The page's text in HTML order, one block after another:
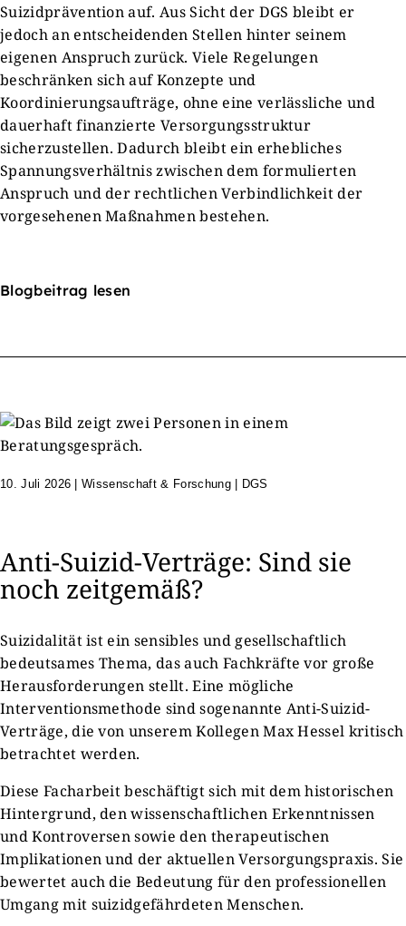
Suizidprävention auf. Aus Sicht der DGS bleibt er
jedoch an entscheidenden Stellen hinter seinem
eigenen Anspruch zurück. Viele Regelungen
beschränken sich auf Konzepte und
Koordinierungsaufträge, ohne eine verlässliche und
dauerhaft finanzierte Versorgungsstruktur
sicherzustellen. Dadurch bleibt ein erhebliches
Spannungsverhältnis zwischen dem formulierten
Anspruch und der rechtlichen Verbindlichkeit der
vorgesehenen Maßnahmen bestehen.
Blogbeitrag lesen
10. Juli 2026 |Wissenschaft & Forschung | DGS
Anti-Suizid-Verträge: Sind sie
noch zeitgemäß?
Suizidalität ist ein sensibles und gesellschaftlich
bedeutsames Thema, das auch Fachkräfte vor große
Herausforderungen stellt. Eine mögliche
Interventionsmethode sind sogenannte Anti-Suizid-
Verträge, die von unserem Kollegen Max Hessel kritisch
betrachtet werden.
Diese Facharbeit beschäftigt sich mit dem historischen
Hintergrund, den wissenschaftlichen Erkenntnissen
und Kontroversen sowie den therapeutischen
Implikationen und der aktuellen Versorgungspraxis. Sie
bewertet auch die Bedeutung für den professionellen
Umgang mit suizidgefährdeten Menschen.